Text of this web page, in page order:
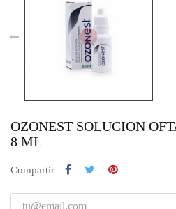
OZONEST SOLUCION
8 ML
Compartir